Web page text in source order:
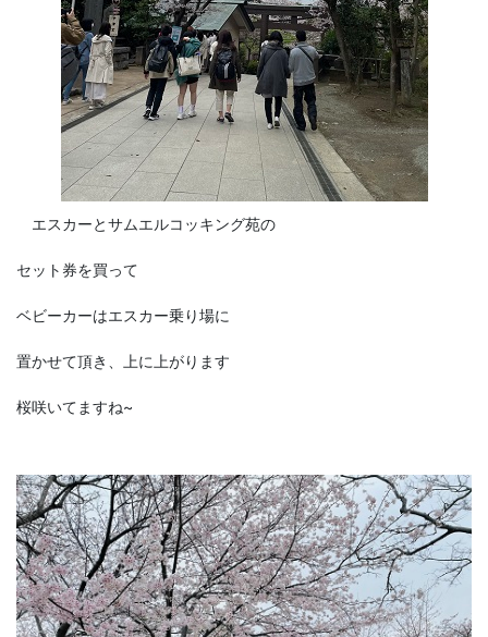
エスカーとサムエルコッキング苑の
セット券を買って
ベビーカーはエスカー乗り場に
置かせて頂き、上に上がります
桜咲いてますね~